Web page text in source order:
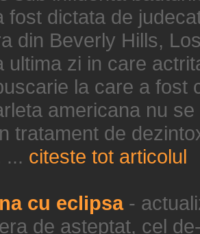
fost dictata de
din Beverly Hills,
ultima zi in care
la care a fost
americana nu
tratament de
... citeste tot articolul
cu eclipsa-
de asteptat, cel